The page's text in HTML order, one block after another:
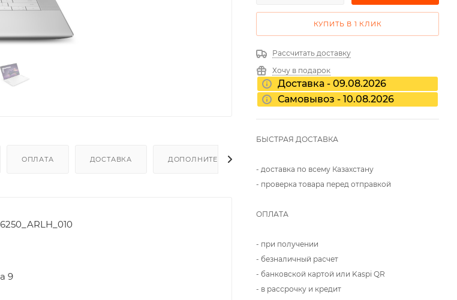
ОПЛАТА ДОСТАВКА ДОПОЛНИТЕЛЬНО
9
КУПИТЬ В 1 КЛИК
Рассчитать доставку
Хочу в подарок
Доставка - 09.08.2026
Самовывоз - 10.08.2026
БЫСТРАЯ ДОСТАВКА
- доставка по всему Казахстану
- проверка товара перед отправкой
ОПЛАТА
- при получении
- безналичный расчет
- банковской картой или Kaspi QR
- в рассрочку и кредит